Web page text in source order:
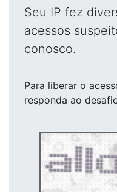
Seu IP fez
acessos
conosco.
Para liberar o
responda ao